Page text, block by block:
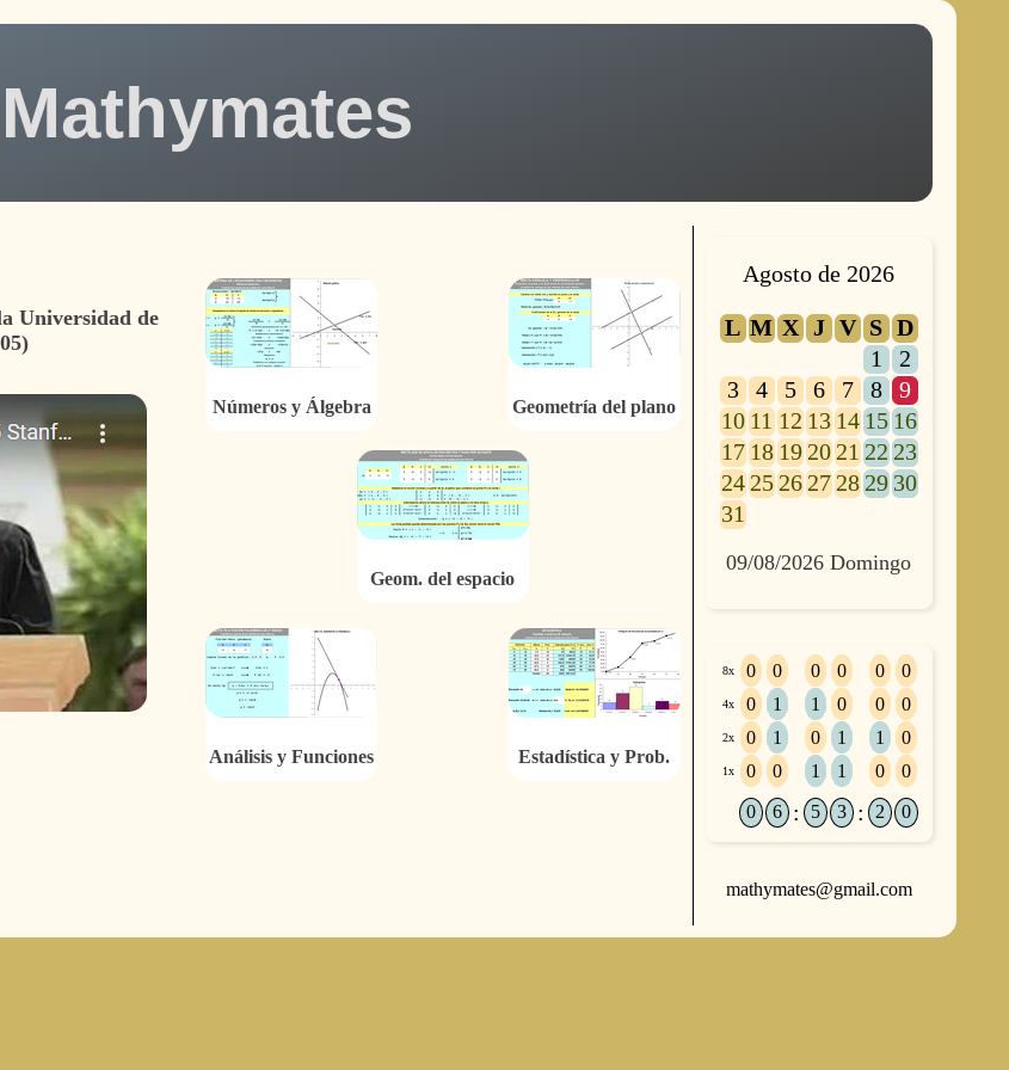
Mathymates
Universidad de
Geometría del plano
Números y Álgebra
Geom. del espacio
Estadística y Prob.
Análisis y Funciones
Agosto de 2026
L M X J V S D
1
2
3
4 5 6 7 8
9
10 11 12 13141516
1718192021 22 23
24252627282930
31
09/08/2026 Domingo
8x 0 0 0 0 0 0
4x 0 1 1 0 0 0
2x 0 1 0 1 1 0
1x 0 0 1 1 0
0
0
6 : 5 3 : 2 0
mathymates@gmail.com